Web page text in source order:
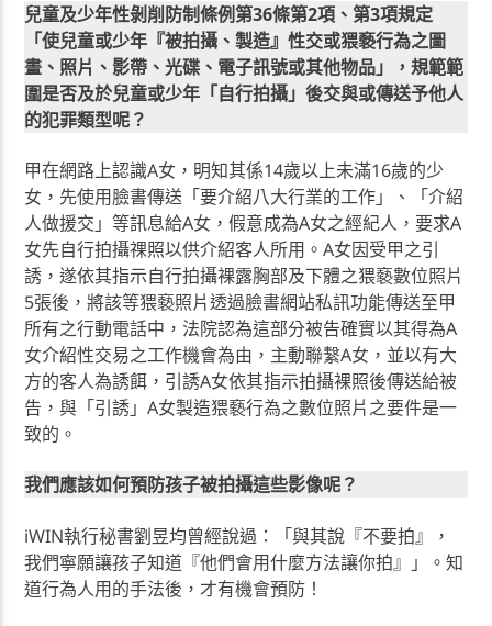
兒童及少年性剝削防制條例第36條第2項、第3項規定
「使兒童或少年『被拍攝、製造』性交或猥褻行為之圖
畫、照片、影帶、光碟、電子訊號或其他物品」，規範範
圍是否及於兒童或少年「自行拍攝」後交與或傳送予他人
的犯罪類型呢？
甲在網路上認識A女，明知其係14歲以上未滿16歲的少
女，先使用臉書傳送「要介紹八大行業的工作」、「介紹
人做援交」等訊息給A女，假意成為A女之經紀人，要求A
女先自行拍攝祼照以供介紹客人所用。A女因受甲之引
誘，遂依其指示自行拍攝裸露胸部及下體之猥褻數位照片
5張後，將該等猥褻照片透過臉書網站私訊功能傳送至甲
所有之行動電話中，法院認為這部分被告確實以其得為A
女介紹性交易之工作機會為由，主動聯繫A女，並以有大
方的客人為誘餌，引誘A女依其指示拍攝裸照後傳送給被
告，與「引誘」A女製造猥褻行為之數位照片之要件是一
致的。
我們應該如何預防孩子被拍攝這些影像呢？
iWIN執行秘書劉昱均曾經說過：「與其說『不要拍』，
我們寧願讓孩子知道『他們會用什麼方法讓你拍』」。知
道行為人用的手法後，才有機會預防！